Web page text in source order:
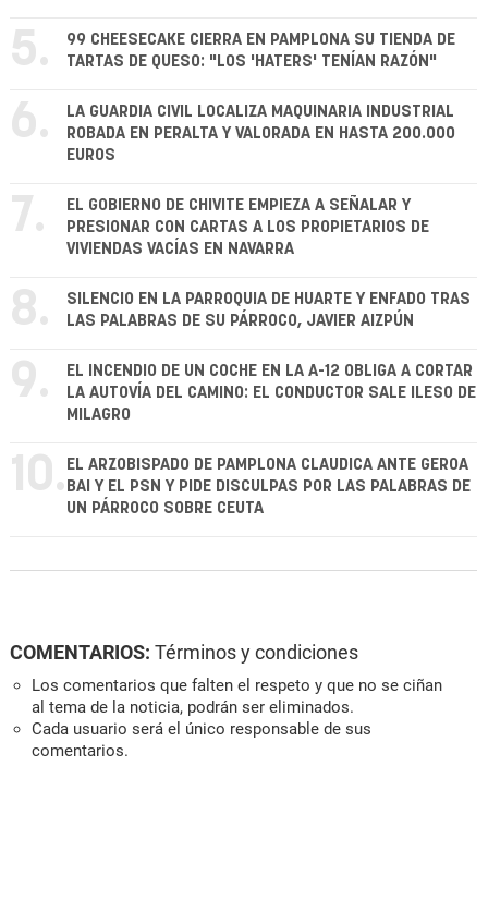
5.
99 CHEESECAKE CIERRA EN PAMPLONA SU TIENDA DE
TARTAS DE QUESO: "LOS 'HATERS' TENÍAN RAZÓN"
6.
LA GUARDIA CIVIL LOCALIZA MAQUINARIA INDUSTRIAL
ROBADA EN PERALTA Y VALORADA EN HASTA 200.000
EUROS
7.
EL GOBIERNO DE CHIVITE EMPIEZA A SEÑALAR Y
PRESIONAR CON CARTAS A LOS PROPIETARIOS DE
VIVIENDAS VACÍAS EN NAVARRA
8.
SILENCIO EN LA PARROQUIA DE HUARTE Y ENFADO TRAS
LAS PALABRAS DE SU PÁRROCO, JAVIER AIZPÚN
9.
EL INCENDIO DE UN COCHE EN LA A-12 OBLIGA A CORTAR
LA AUTOVÍA DEL CAMINO: EL CONDUCTOR SALE ILESO DE
MILAGRO
10. EL ARZOBISPADO DE PAMPLONA CLAUDICA ANTE GEROA
BAI Y EL PSN Y PIDE DISCULPAS POR LAS PALABRAS DE
UN PÁRROCO SOBRE CEUTA
COMENTARIOS: Términos y condiciones
Los comentarios que falten el respeto y que no se ciñan
al tema de la noticia, podrán ser eliminados.
Cada usuario será el único responsable de sus
comentarios.